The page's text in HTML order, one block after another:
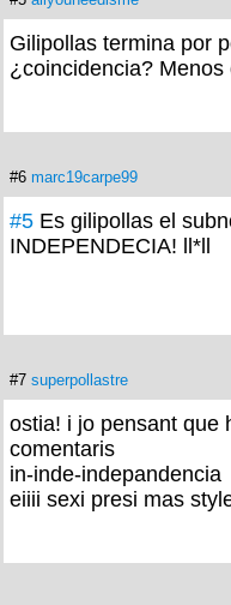
Gilipollas termina por
¿coincidencia?
#6 marc19carpe99
#5 Es gilipollas el
INDEPENDECIA! ll*ll
#7 superpollastre
ostia! i jo pensant que
comentaris
in-inde-indepandencia
eiiii sexi presi mas